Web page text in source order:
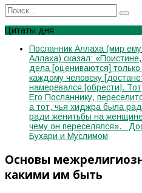
Цитаты дня
Посланник Аллаха (мир
Аллаха) сказал:
дела [оцениваются]
каждому человеку
намеревался [обрести].
Его Посланнику,
а тот, чья хиджра была
ради женитьбы на
чему он переселялся».
Бухари и Муслимом
Основы
какими им быть